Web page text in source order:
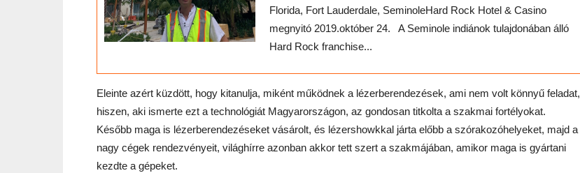
Florida, Fort Lauderdale, SeminoleHard Rock Hotel & Casino
megnyitó 2019.október 24. A Seminole indiánok tulajdonában álló
Hard Rock franchise...
Eleinte azért küzdött, hogy kitanulja, miként működnek a lézerberendezések, ami nem volt könnyű feladat,
hiszen, aki ismerte ezt a technológiát Magyarországon, az gondosan titkolta a szakmai fortélyokat.
Később maga is lézerberendezéseket vásárolt, és lézershowkkal járta előbb a szórakozóhelyeket, majd a
nagy cégek rendezvényeit, világhírre azonban akkor tett szert a szakmájában, amikor maga is gyártani
kezdte a gépeket.